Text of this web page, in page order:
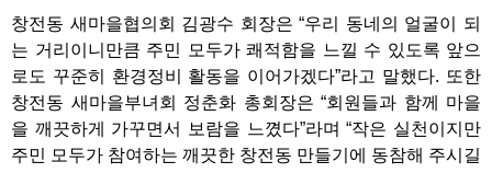
창전동 새마을협의회 김광수 회장은“우리 동네의 얼굴이 되
는 거리이니만큼 주민 모두가 쾌적함을 느낄 수 있도록 앞으
로도 꾸준히 환경정비 활동을 이어가겠다”라고 말했다. 또한
창전동 새마을부녀회 정춘화 총회장은 “회원들과 함께 마을
을 깨끗하게 가꾸면서 보람을 느꼈다”라며“작은 실천이지만
주민 모두가 참여하는 깨끗한 창전동 만들기에 동참해 주시길